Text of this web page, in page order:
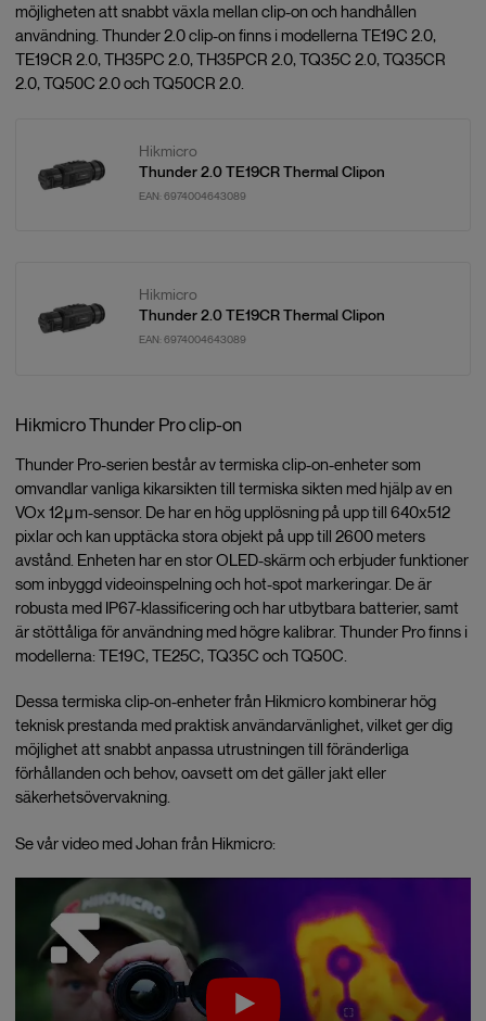
möjligheten att snabbt växla mellan clip-on och handhållen
användning. Thunder 2.0 clip-on finns i modellerna TE19C 2.0,
TE19CR 2.0, TH35PC 2.0, TH35PCR 2.0, TQ35C 2.0, TQ35CR
2.0, TQ50C 2.0 och TQ50CR 2.0.
Hikmicro
Thunder 2.0 TE19CR Thermal Clipon
EAN: 6974004643089
Hikmicro
Thunder 2.0 TE19CR Thermal Clipon
EAN: 6974004643089
Hikmicro Thunder Pro clip-on
Thunder Pro-serien består av termiska clip-on-enheter som
omvandlar vanliga kikarsikten till termiska sikten med hjälp av en
VOx 12μm-sensor. De har en hög upplösning på upp till 640x512
pixlar och kan upptäcka stora objekt på upp till 2600 meters
avstånd. Enheten har en stor OLED-skärm och erbjuder funktioner
som inbyggd videoinspelning och hot-spot markeringar. De är
robusta med IP67-klassificering och har utbytbara batterier, samt
är stöttåliga för användning med högre kalibrar. Thunder Pro finns i
modellerna: TE19C, TE25C, TQ35C och TQ50C.
Dessa termiska clip-on-enheter från Hikmicro kombinerar hög
teknisk prestanda med praktisk användarvänlighet, vilket ger dig
möjlighet att snabbt anpassa utrustningen till föränderliga
förhållanden och behov, oavsett om det gäller jakt eller
säkerhetsövervakning.
Se vår video med Johan från Hikmicro: